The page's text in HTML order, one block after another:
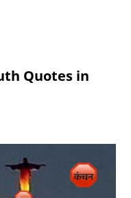
Quotes in